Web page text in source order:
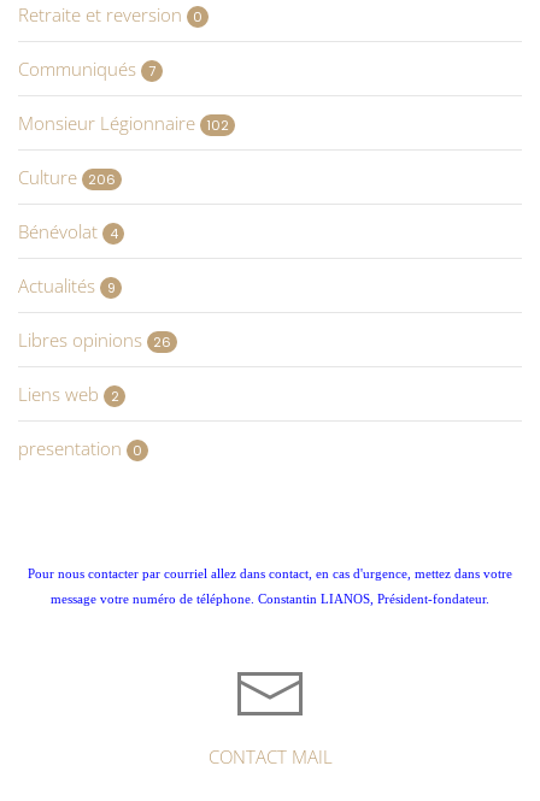
Retraite et reversion 0
Communiqués 7
Monsieur Légionnaire 102
Culture 206
Bénévolat 4
Actualités 9
Libres opinions 26
Liens web 2
presentation 0
Pour nous contacter par courriel allez dans contact, en cas d'urgence, mettez dans votre
message votre numéro de téléphone. Constantin LIANOS, Président-fondateur.
CONTACT MAIL